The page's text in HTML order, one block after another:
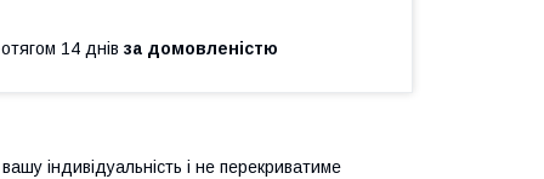
14 днів за домовленістю
індивідуальність і не перекриватиме